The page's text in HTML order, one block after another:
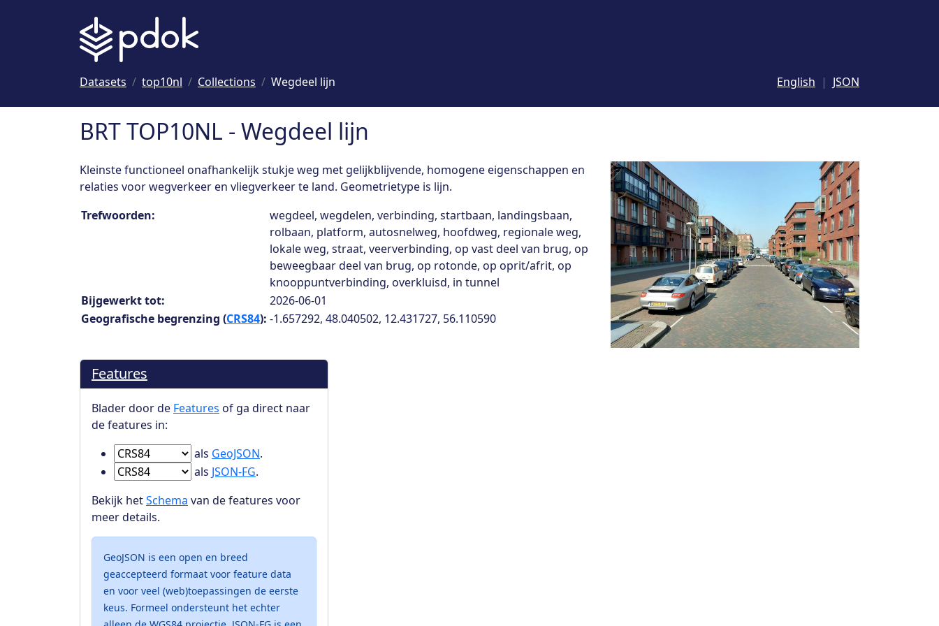
Datasets top10nl Collections Wegdeel lijn English JSON
BRT TOP10NL - Wegdeel lijn
Kleinste functioneel onafhankelijk stukje weg met gelijkblijvende, homogene eigenschappen en
relaties voor wegverkeer en vliegverkeer te land. Geometrietype is lijn.
Collection details
Trefwoorden:
wegdeel, wegdelen, verbinding, startbaan, landingsbaan,
rolbaan, platform, autosnelweg, hoofdweg, regionale weg,
lokale weg, straat, veerverbinding, op vast deel van brug, op
beweegbaar deel van brug, op rotonde, op oprit/afrit, op
knooppuntverbinding, overkluisd, in tunnel
Bijgewerkt tot:
2026-06-01
Geografische begrenzing (CRS84): -1.657292, 48.040502, 12.431727, 56.110590
Features
Blader door de Features of ga direct naar
de features in:
Ga naar Features in
als GeoJSON.
Ga naar Features in
als JSON-FG.
Bekijk hetSchema van de features voor
meer details.
GeoJSON is een open en breed
geaccepteerd formaat voor feature data
en voor veel (web)toepassingen de eerste
keus. Formeel ondersteunt het echter